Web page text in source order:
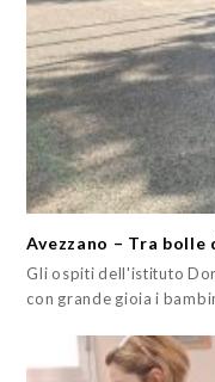
Avezzano – Tra bolle
Gli ospiti dell'istituto
con grande gioia i